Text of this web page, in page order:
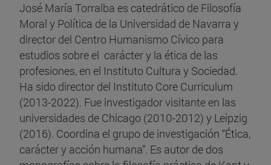
José María Torralba es catedrático de Filosofía
Moral y Política de la Universidad de Navarra y
director del Centro Humanismo Cívico para
estudios sobre el carácter y la ética de las
profesiones, en el Instituto Cultura y Sociedad.
Ha sido director del Instituto Core Curriculum
(2013-2022). Fue investigador visitante en las
universidades de Chicago (2010-2012) y Leipzig
(2016). Coordina el grupo de investigación “Ética,
carácter y acción humana”. Es autor de dos